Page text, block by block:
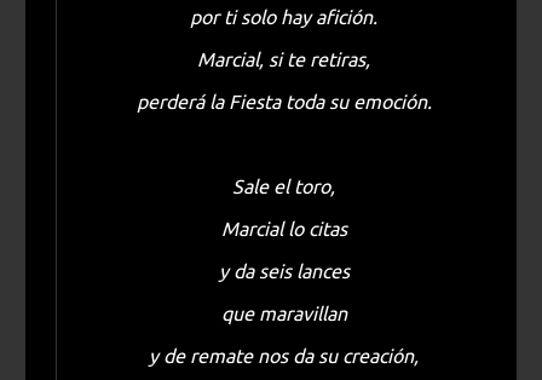
por ti solo hay afición.
Marcial, si te retiras,
perderá la Fiesta toda su emoción.
Sale el toro,
Marcial lo citas
y da seis lances
que maravillan
y de remate nos da su creación,